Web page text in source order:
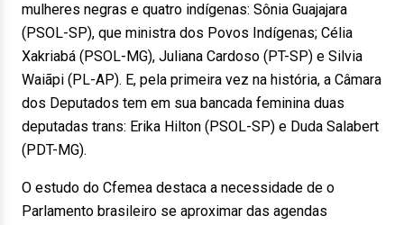
mulheres negras e quatro indígenas: Sônia Guajajara
(PSOL-SP), que ministra dos Povos Indígenas; Célia
Xakriabá (PSOL-MG), Juliana Cardoso (PT-SP) e Silvia
Waiãpi (PL-AP). E, pela primeira vez na história, a Câmara
dos Deputados tem em sua bancada feminina duas
deputadas trans: Erika Hilton (PSOL-SP) e Duda Salabert
(PDT-MG).
O estudo do Cfemea destaca a necessidade de o
Parlamento brasileiro se aproximar das agendas